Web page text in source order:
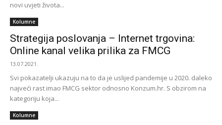
novi uvjeti života...
Kolumne
Strategija poslovanja – Internet trgovina:
Online kanal velika prilika za FMCG
13.07.2021.
Svi pokazatelji ukazuju na to da je uslijed pandemije u 2020. daleko
najveći rast imao FMCG sektor odnosno Konzum.hr. S obzirom na
kategoriju koja...
Kolumne